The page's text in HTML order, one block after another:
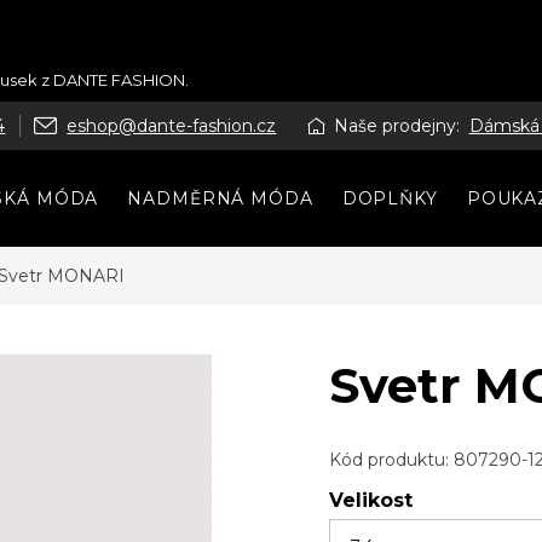
z DANTE FASHION.
eshop@dante-fashion.cz Naše prodejny:
MÓDA NADMĚRNÁ MÓDA DOPLŇKY
MONARI
Svetr
Kód produktu: 807290-
Velikost